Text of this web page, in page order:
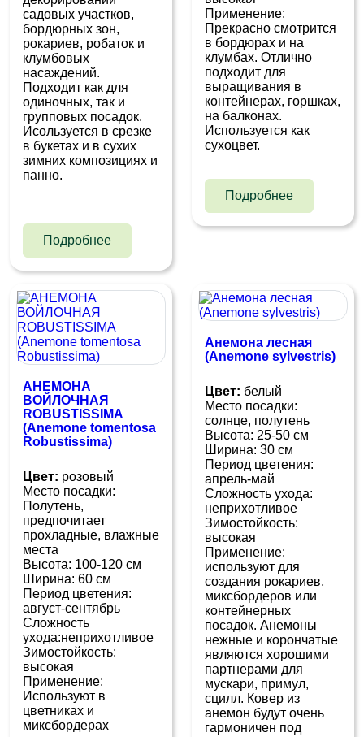
садовых участков,
бордюрных зон,
рокариев, робаток и
клумбовых
насаждений.
Подходит как для
одиночных, так и
групповых посадок.
Исользуется в срезке
в букетах и в сухих
зимних композициях и
панно.
Подробнее
Применение:
Прекрасно смотрится
в бордюрах и на
клумбах. Отлично
подходит для
выращивания в
контейнерах, горшках,
на балконах.
Используется как
сухоцвет.
Подробнее
АНЕМОНА
ВОЙЛОЧНАЯ
ROBUSTISSIMA
(Anemone tomentosa
Robustissima)
Цвет: розовый
Место посадки:
Полутень,
предпочитает
прохладные, влажные
места
Высота: 100-120 см
Ширина: 60 см
Период цветения:
август-сентябрь
Сложность
ухода:неприхотливое
Зимостойкость:
высокая
Применение:
Используют в
цветниках и
миксбордерах
Анемона лесная
(Anemone sylvestris)
Цвет: белый
Место посадки:
солнце, полутень
Высота: 25-50 см
Ширина: 30 см
Период цветения:
апрель-май
Сложность ухода:
неприхотливое
Зимостойкость:
высокая
Применение:
используют для
создания рокариев,
миксбордеров или
контейнерных
посадок. Анемоны
нежные и корончатые
являются хорошими
партнерами для
мускари, примул,
сцилл. Ковер из
анемон будут очень
гармоничен под